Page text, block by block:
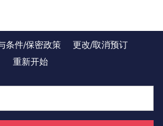
条件/保密政策
更改/取消预订
重新开始